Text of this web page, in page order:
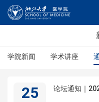
学院新闻 学术讲座
25 论坛通知｜